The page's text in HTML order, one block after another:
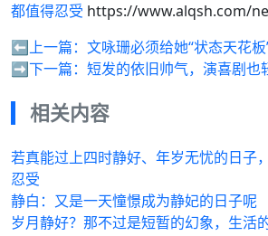
都值得忍受 https://www.alqsh.com/
⬅️上一篇： 文咏珊必须给她“状态天花板
➡️下一篇： 短发的依旧帅气，演喜剧也
相关内容
若真能过上四时静好、年岁无忧的日子
忍受
静白：又是一天憧憬成为静妃的日子呢
岁月静好？那不过是短暂的幻象，生活